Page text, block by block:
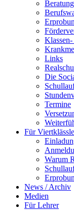
Links
Die
Termine
Für
Warum
News / Archiv
Medien
Für Lehrer